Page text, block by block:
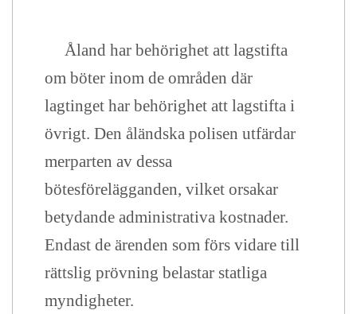
Åland har behörighet att lagstifta
om böter inom de områden där
lagtinget har behörighet att lagstifta i
övrigt. Den åländska polisen utfärdar
merparten av dessa
bötesförelägganden, vilket orsakar
betydande administrativa kostnader.
Endast de ärenden som förs vidare till
rättslig prövning belastar statliga
myndigheter.